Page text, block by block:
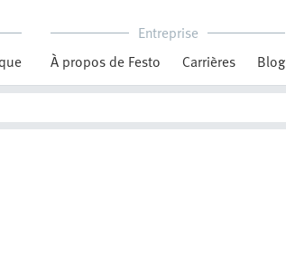
Entreprise
À propos de Festo
Carrières Blog